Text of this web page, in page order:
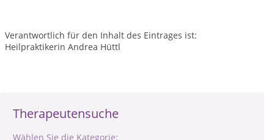
Therapeutensuche
Wählen Sie die Kategorie:
Verantwortlich für den Inhalt des Eintrages ist:
Heilpraktikerin Andrea Hüttl